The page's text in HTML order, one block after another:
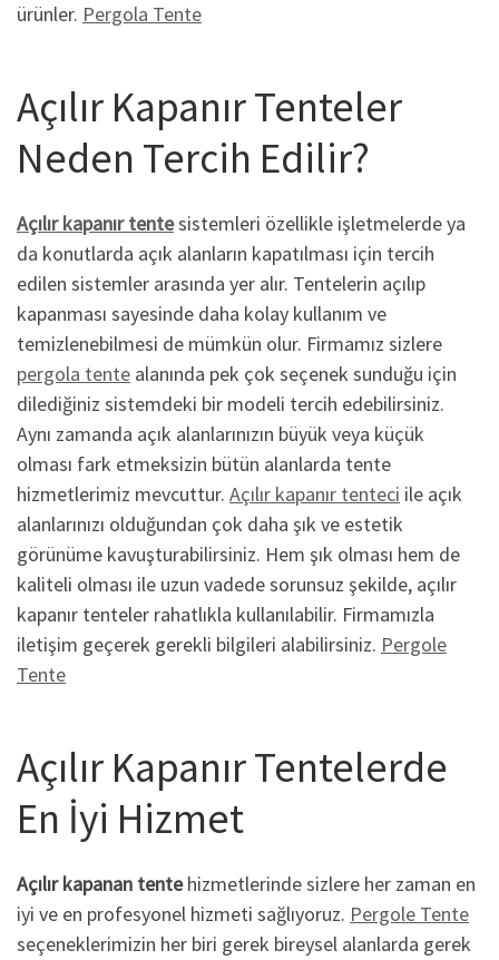
ürünler. Pergola Tente
Açılır Kapanır Tenteler
Neden Tercih Edilir?
Açılır kapanır tentesistemleri özellikle işletmelerde ya
da konutlarda açık alanların kapatılması için tercih
edilen sistemler arasında yer alır. Tentelerin açılıp
kapanması sayesinde daha kolay kullanım ve
temizlenebilmesi de mümkün olur. Firmamız sizlere
pergola tente alanında pek çok seçenek sunduğu için
dilediğiniz sistemdeki bir modeli tercih edebilirsiniz.
Aynı zamanda açık alanlarınızın büyük veya küçük
olması fark etmeksizin bütün alanlarda tente
hizmetlerimiz mevcuttur. Açılır kapanır tenteci ile açık
alanlarınızı olduğundan çok daha şık ve estetik
görünüme kavuşturabilirsiniz. Hem şık olması hem de
kaliteli olması ile uzun vadede sorunsuz şekilde, açılır
kapanır tenteler rahatlıkla kullanılabilir. Firmamızla
iletişim geçerek gerekli bilgileri alabilirsiniz. Pergole
Tente
Açılır Kapanır Tentelerde
En İyi Hizmet
Açılır kapanan tentehizmetlerinde sizlere her zaman en
iyi ve en profesyonel hizmeti sağlıyoruz. Pergole Tente
seçeneklerimizin her biri gerek bireysel alanlarda gerek